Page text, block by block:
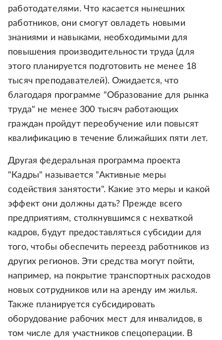
работодателями. Что касается нынешних
работников, они смогут овладеть новыми
знаниями и навыками, необходимыми для
повышения производительности труда (для
этого планируется подготовить не менее 18
тысяч преподавателей). Ожидается, что
благодаря программе "Образование для рынка
труда" не менее 300 тысяч работающих
граждан пройдут переобучение или повысят
квалификацию в течение ближайших пяти лет.
Другая федеральная программа проекта
"Кадры" называется "Активные меры
содействия занятости". Какие это меры и какой
эффект они должны дать? Прежде всего
предприятиям, столкнувшимся с нехваткой
кадров, будут предоставляться субсидии для
того, чтобы обеспечить переезд работников из
других регионов. Эти средства могут пойти,
например, на покрытие транспортных расходов
новых сотрудников или на аренду им жилья.
Также планируется субсидировать
оборудование рабочих мест для инвалидов, в
том числе для участников спецоперации. В